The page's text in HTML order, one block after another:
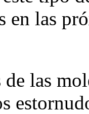
en las
de las